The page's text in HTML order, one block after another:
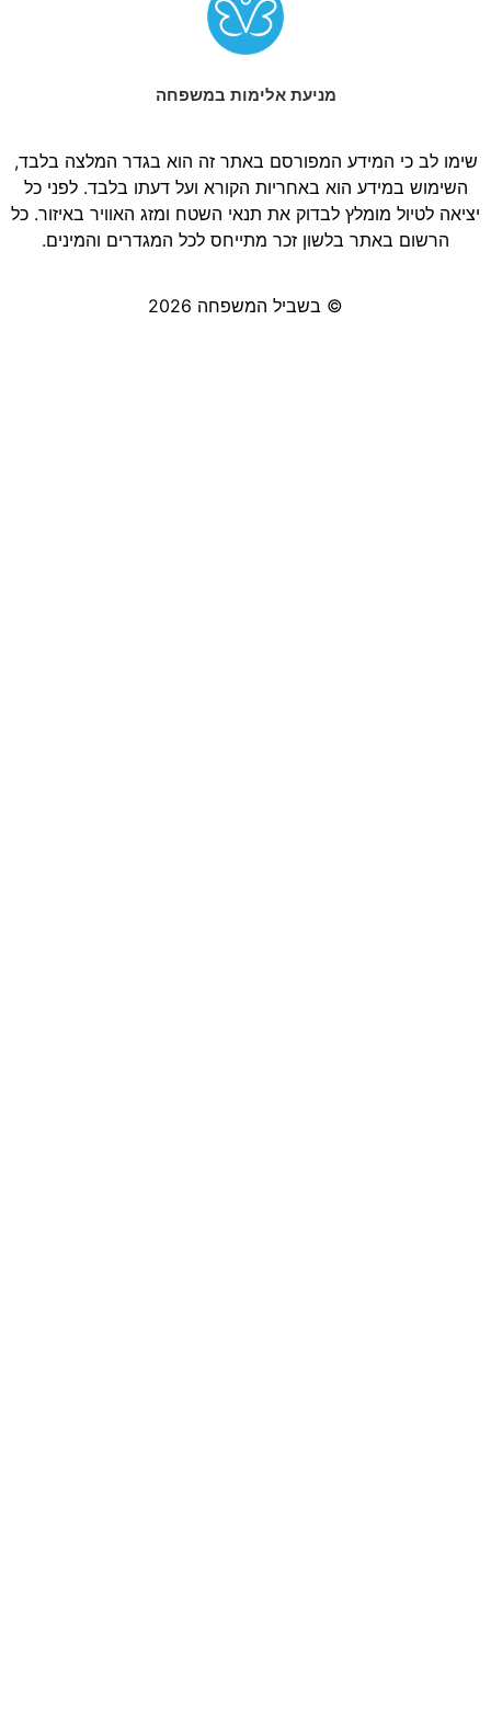
מניעת אלימות במשפחה
שימו לב כי המידע המפורסם באתר זה הוא בגדר המלצה בלבד,
השימוש במידע הוא באחריות הקורא ועל דעתו בלבד. לפני כל
יציאה לטיול מומלץ לבדוק את תנאי השטח ומזג האוויר באיזור. כל
הרשום באתר בלשון זכר מתייחס לכל המגדרים והמינים.
© בשביל המשפחה 2026